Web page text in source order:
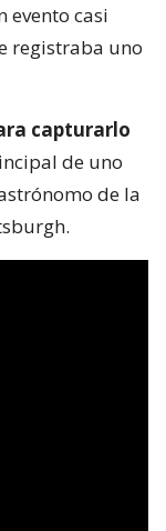
evento casi
registraba uno
capturarlo
de uno
de la